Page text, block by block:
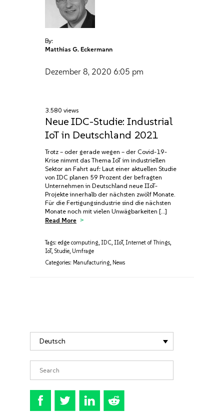
By:
Matthias G. Eckermann
Dezember 8, 2020 6:05 pm
3.580 views
Neue IDC-Studie: Industrial
IoT in Deutschland 2021
Trotz – oder gerade wegen – der Covid-19-
Krise nimmt das Thema IoT im industriellen
Sektor an Fahrt auf: Laut einer aktuellen Studie
von IDC planen 59 Prozent der befragten
Unternehmen in Deutschland neue IIoT-
Projekte innerhalb der nächsten zwölf Monate.
Für die Fertigungsindustrie sind die nächsten
Monate noch mit vielen Unwägbarkeiten […]
Read More
Tags: edge computing, IDC, IIoT, Internet of Things,
IoT, Studie, Umfrage
Categories: Manufacturing, News
Deutsch